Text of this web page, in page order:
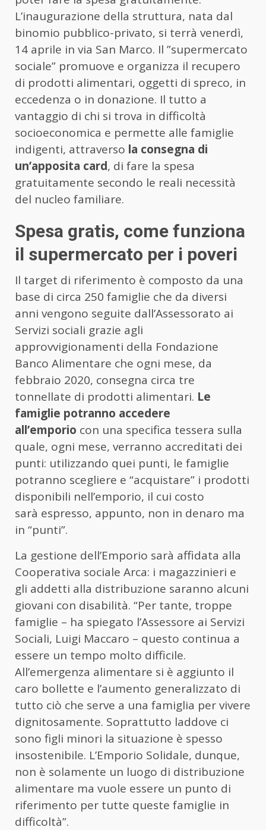
L’inaugurazione della struttura, nata dal
binomio pubblico-privato, si terrà venerdì,
14 aprile in via San Marco. Il ”supermercato
sociale” promuove e organizza il recupero
di prodotti alimentari, oggetti di spreco, in
eccedenza o in donazione. Il tutto a
vantaggio di chi si trova in difficoltà
socioeconomica e permette alle famiglie
indigenti, attraverso la consegna di
un’apposita card, di fare la spesa
gratuitamente secondo le reali necessità
del nucleo familiare.
Spesa gratis, come funziona
il supermercato per i poveri
Il target di riferimento è composto da una
base di circa 250 famiglie che da diversi
anni vengono seguite dall’Assessorato ai
Servizi sociali grazie agli
approvvigionamenti della Fondazione
Banco Alimentare che ogni mese, da
febbraio 2020, consegna circa tre
tonnellate di prodotti alimentari. Le
famiglie potranno accedere
all’emporio con una specifica tessera sulla
quale, ogni mese, verranno accreditati dei
punti: utilizzando quei punti, le famiglie
potranno scegliere e “acquistare” i prodotti
disponibili nell’emporio, il cui costo
sarà espresso, appunto, non in denaro ma
in “punti”.
La gestione dell’Emporio sarà affidata alla
Cooperativa sociale Arca: i magazzinieri e
gli addetti alla distribuzione saranno alcuni
giovani con disabilità. “Per tante, troppe
famiglie – ha spiegato l’Assessore ai Servizi
Sociali, Luigi Maccaro – questo continua a
essere un tempo molto difficile.
All’emergenza alimentare si è aggiunto il
caro bollette e l’aumento generalizzato di
tutto ciò che serve a una famiglia per vivere
dignitosamente. Soprattutto laddove ci
sono figli minori la situazione è spesso
insostenibile. L’Emporio Solidale, dunque,
non è solamente un luogo di distribuzione
alimentare ma vuole essere un punto di
riferimento per tutte queste famiglie in
difficoltà”.